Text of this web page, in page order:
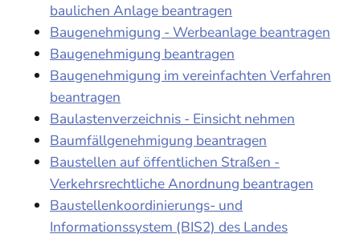
baulichen Anlage beantragen
Baugenehmigung - Werbeanlage beantragen
Baugenehmigung beantragen
Baugenehmigung im vereinfachten Verfahren
beantragen
Baulastenverzeichnis - Einsicht nehmen
Baumfällgenehmigung beantragen
Baustellen auf öffentlichen Straßen -
Verkehrsrechtliche Anordnung beantragen
Baustellenkoordinierungs- und
Informationssystem (BIS2) des Landes